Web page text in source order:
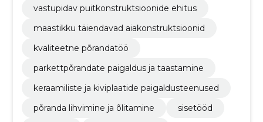
vastupidav puitkonstruktsioonide ehitus
maastikku täiendavad aiakonstruktsioonid
kvaliteetne põrandatöö
parkettpõrandate paigaldus ja taastamine
keraamiliste ja kiviplaatide paigaldusteenused
põranda lihvimine ja õlitamine
sisetööd